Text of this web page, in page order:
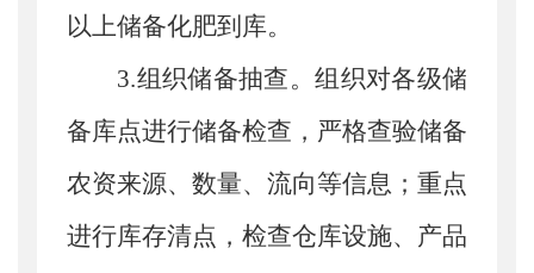
以上储备化肥到库。
3.组织储备抽查。组织对各级储
备库点进行储备检查，严格查验储备
农资来源、数量、流向等信息； 重点
进行库存清点，检查仓库设施、产品